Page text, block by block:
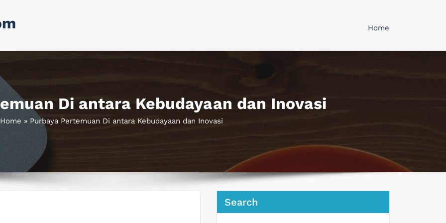
Home
Di antara Kebudayaan dan Inovasi
Home » Purbaya Pertemuan Di antara Kebudayaan dan Inovasi
Search